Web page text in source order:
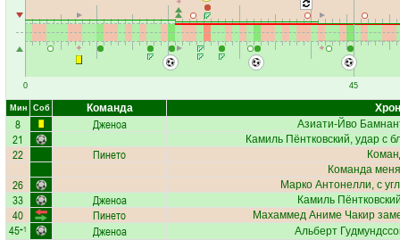
0 45
Мин Соб Команда
8 Дженоа Азиати-Йво
21 Камиль Пёнтковский, удар с
22 Пинето
Команда
26 Марко Антонелли, с
33 Дженоа Камиль
40 Пинето Махаммед Аниме Чакир
45+1 Дженоа Альберт